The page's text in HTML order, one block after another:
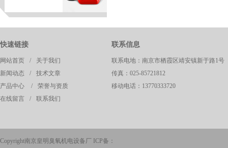
页
快速链接
网站首页 /
关于我们
新闻动态
/
技术文章
产品中心
/
荣誉与资质
在线留言
/ 联系我们
联系信息
联系电地：南京市栖霞区靖安镇新于路1号
传真：025-85721812
移动电话：13770333720
Copyright南京皇明臭氧机电设备厂 ICP备：